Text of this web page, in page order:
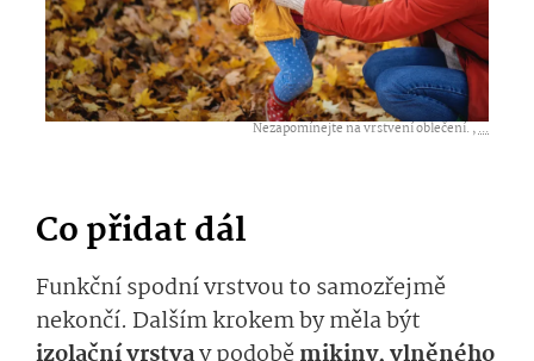
Nezapomínejte na vrstvení oblečení. ,...
Co přidat dál
Funkční spodní vrstvou to samozřejmě
nekončí. Dalším krokem by měla být